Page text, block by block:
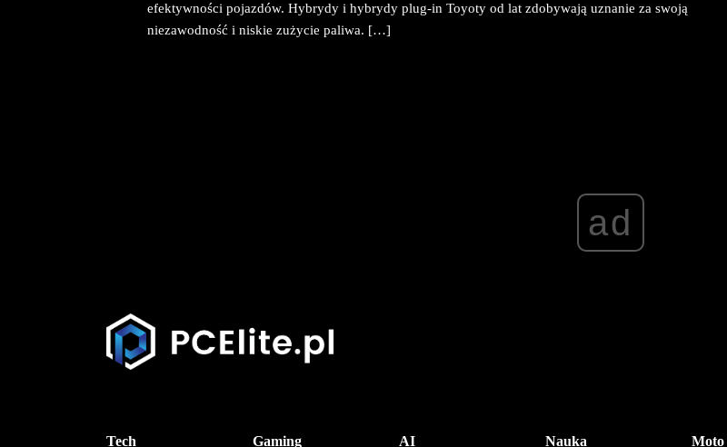
efektywności pojazdów. Hybrydy i hybrydy plug-in Toyoty od lat zdobywają uznanie za swoją
niezawodność i niskie zużycie paliwa. […]
ad
Tech Gaming AI Nauka Moto